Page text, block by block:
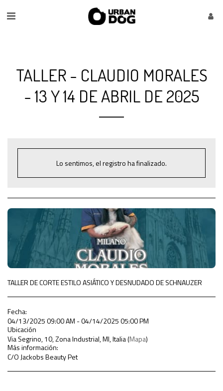
TALLER - CLAUDIO MORALES
- 13 Y 14 DE ABRIL DE 2025
Lo sentimos, el registro ha finalizado.
TALLER DE CORTE ESTILO ASIÁTICO Y DESNUDADO DE SCHNAUZER
Fecha:
04/13/2025 09:00 AM - 04/14/2025 05:00 PM
Ubicación
Via Segrino, 10, Zona Industrial, MI, Italia (Mapa)
Más información:
C/O Jackobs Beauty Pet